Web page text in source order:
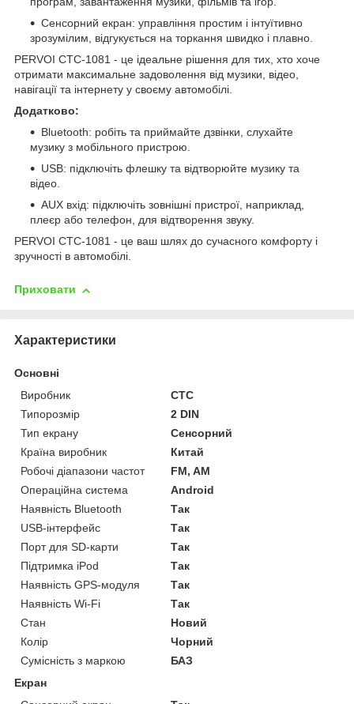
Сенсорний екран: управління простим і інтуїтивно
зрозумілим, відгукується на торкання швидко і плавно.
PERVOI CTC-1081 - це ідеальне рішення для тих, хто хоче
отримати максимальне задоволення від музики, відео,
навігації та інтернету у своєму автомобілі.
Додатково:
Bluetooth: робіть та приймайте дзвінки, слухайте
музику з мобільного пристрою.
USB: підключіть флешку та відтворюйте музику та
відео.
AUX вхід: підключіть зовнішні пристрої, наприклад,
плеєр або телефон, для відтворення звуку.
PERVOI CTC-1081 - це ваш шлях до сучасного комфорту і
зручності в автомобілі.
Приховати
Характеристики
Основні
Виробник
CTC
Типорозмір
2 DIN
Тип екрану
Сенсорний
Країна виробник
Китай
Робочі діапазони частот
FM, AM
Операційна система
Android
Наявність Bluetooth
Так
USB-інтерфейс
Так
Порт для SD-карти
Так
Підтримка iPod
Так
Наявність GPS-модуля
Так
Наявність Wi-Fi
Так
Стан
Новий
Колір
Чорний
Сумісність з маркою
БАЗ
Екран